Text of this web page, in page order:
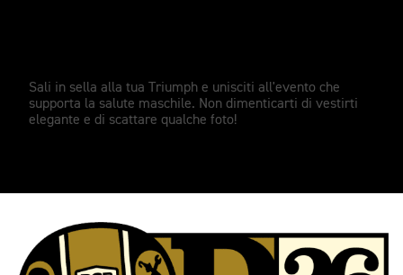
Sali in sella alla tua Triumph e unisciti all'evento che
supporta la salute maschile. Non dimenticarti di vestirti
elegante e di scattare qualche foto!